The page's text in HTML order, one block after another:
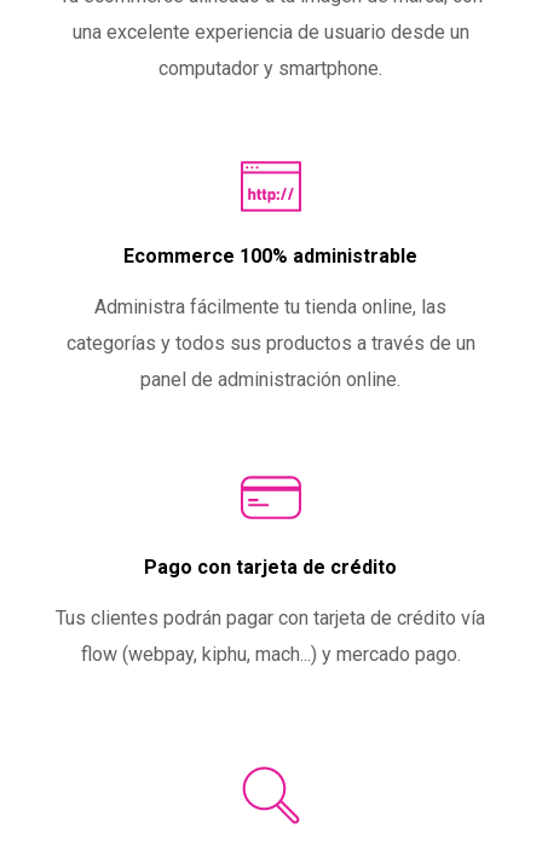
una excelente experiencia de usuario desde un
computador y smartphone.
Ecommerce 100% administrable
Administra fácilmente tu tienda online, las
categorías y todos sus productos a través de un
panel de administración online.
Pago con tarjeta de crédito
Tus clientes podrán pagar con tarjeta de crédito vía
flow (webpay, kiphu, mach...) y mercado pago.